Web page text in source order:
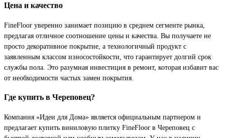
Цена и качество
FineFloor уверенно занимает позицию в среднем сегменте рынка,
предлагая отличное соотношение цены и качества. Вы получаете не
просто декоративное покрытие, а технологичный продукт с
заявленным классом износостойкости, что гарантирует долгий срок
службы пола. Это разумная инвестиция в ремонт, которая избавит вас
от необходимости частых замен покрытия.
Где купить в Череповец?
Компания «Идеи для Дома» является официальным партнером и
предлагает купить виниловую плитку FineFloor в Череповец с